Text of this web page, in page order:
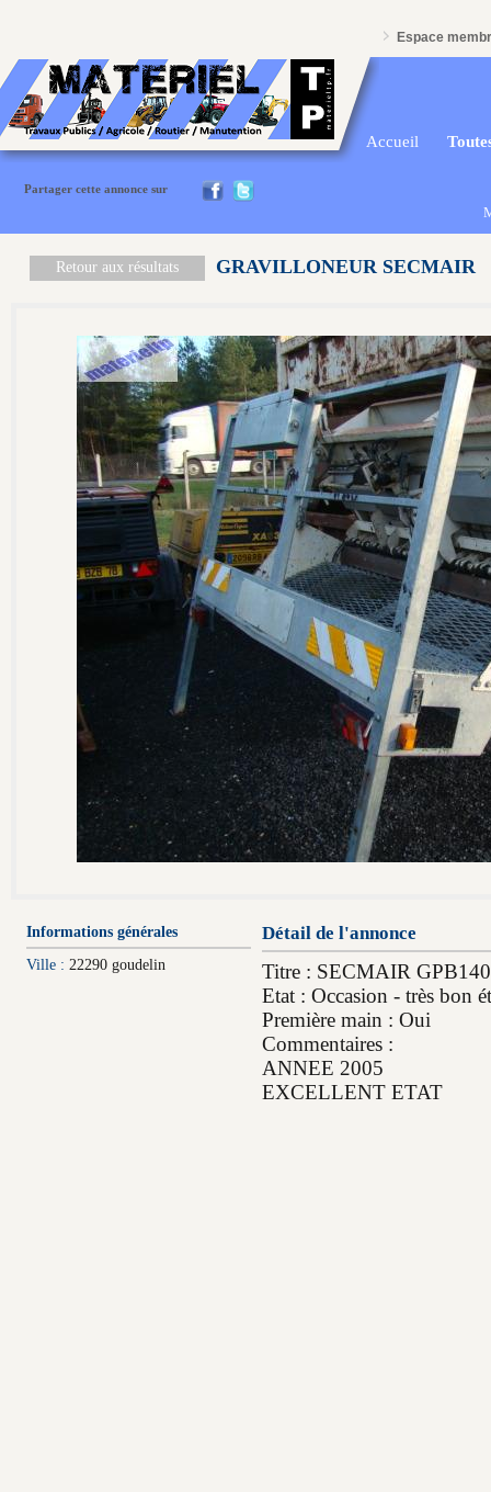
Espace
Accueil
Partager cette annonce sur
Retour aux résultats GRAVILLONEUR SECMAIR
Informations générales
Ville : 22290 goudelin
Détail de l'annonce
Titre : SECMAIR
Etat : Occasion - très bon
Première main : Oui
Commentaires :
ANNEE 2005
EXCELLENT ETAT